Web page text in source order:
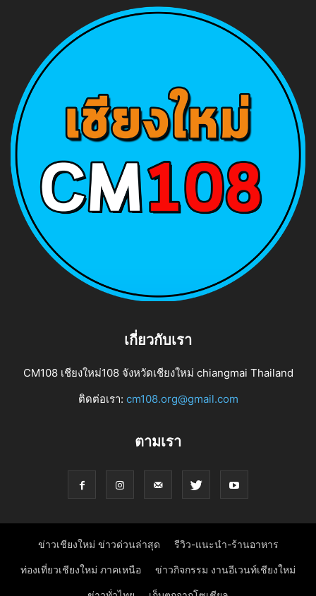
เกี่ยวกับเรา
CM108 เชียงใหม่108 จังหวัดเชียงใหม่ chiangmai Thailand
ติดต่อเรา: cm108.org@gmail.com
ตามเรา
ข่าวเชียงใหม่ ข่าวด่วนล่าสุด รีวิว-แนะนำ-ร้านอาหาร
ท่องเที่ยวเชียงใหม่ ภาคเหนือ ข่าวกิจกรรม งานอีเวนท์เชียงใหม่